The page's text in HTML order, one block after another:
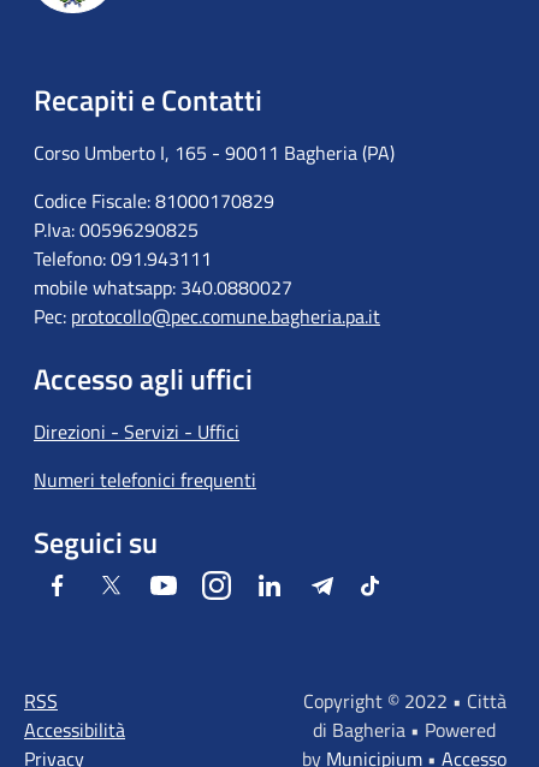
Recapiti e Contatti
Corso Umberto I, 165 - 90011 Bagheria (PA)
Codice Fiscale: 81000170829
P.Iva: 00596290825
Telefono: 091.943111
mobile whatsapp: 340.0880027
Pec: protocollo@pec.comune.bagheria.pa.it
Accesso agli uffici
Direzioni - Servizi - Uffici
Numeri telefonici frequenti
Seguici su
Facebook Twitter YoutubeInstagramLinkedIn TelegramTiktok
RSS
Accessibilità
Privacy
Copyright © 2022 • Città
di Bagheria • Powered
by Municipium • Accesso